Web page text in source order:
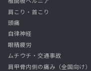
肩こり・首こり
頭痛
自律神経
眼精疲労
ムチウチ・交通事故
肩甲骨内側の痛み（全国向け）